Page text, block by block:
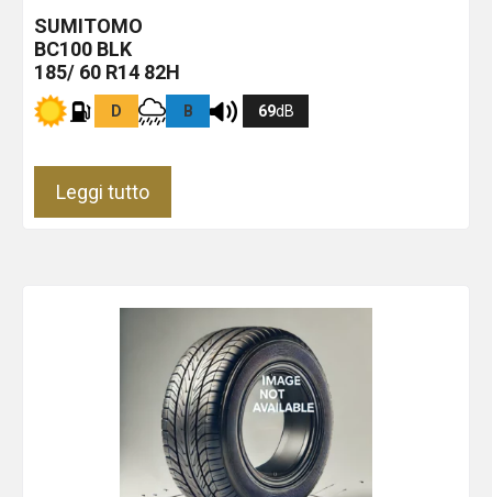
SUMITOMO
BC100 BLK
185/ 60 R14 82H
D B 69dB
Leggi tutto